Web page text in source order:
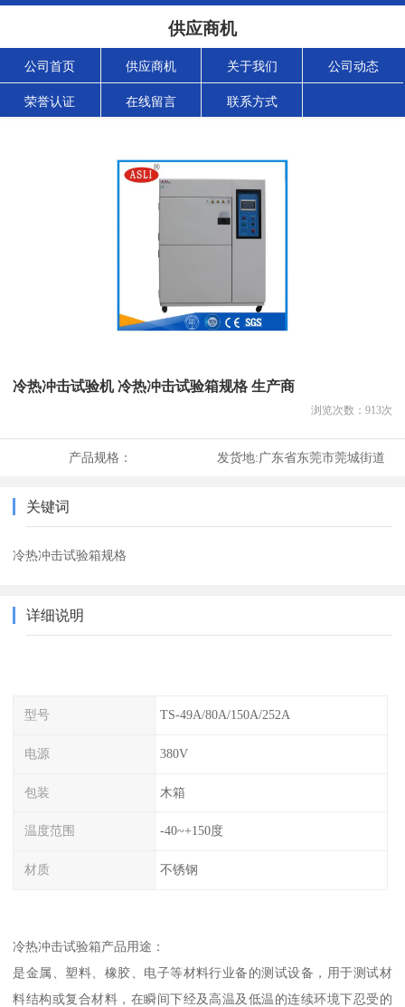
供应商机
公司首页 供应商机 关于我们 公司动态
荣誉认证 在线留言 联系方式
冷热冲击试验机 冷热冲击试验箱规格 生产商
浏览次数： 913次
产品规格： 发货地:广东省东莞市莞城街道
关键词
冷热冲击试验箱规格
详细说明
型号 TS-49A/80A/150A/252A
电源 380V
包装 木箱
温度范围 -40~+150度
材质 不锈钢
冷热冲击试验箱产品用途：
是金属、塑料、橡胶、电子等材料行业备的测试设备，用于测试材
料结构或复合材料，在瞬间下经及高温及低温的连续环境下忍受的